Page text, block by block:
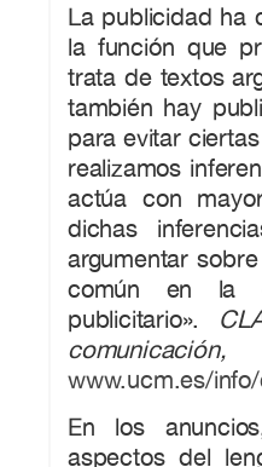
La publicidad ha
la función que
trata de textos
también hay
para evitar
realizamos
actúa con
dichas
argumentar
común en la
publicitario».
comunicación,
www.ucm.es/
En los
aspectos del